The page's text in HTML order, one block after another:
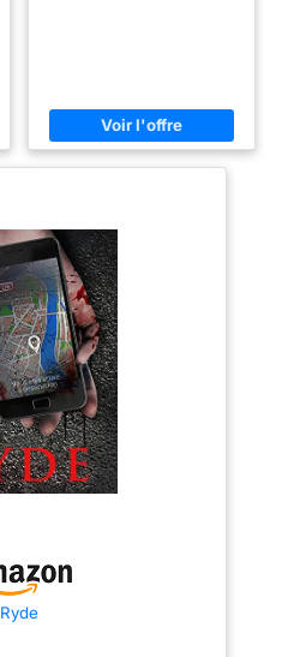
utilisée Dimensions
de la suspension :
Ryde